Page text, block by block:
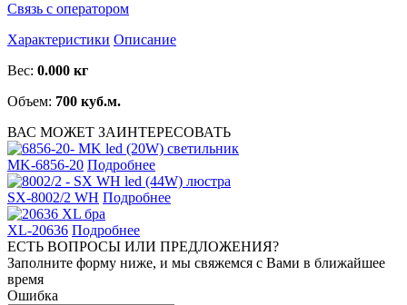
Связь с оператором
Характеристики Описание
Вес: 0.000 кг
Объем: 700 куб.м.
ВАС МОЖЕТ ЗАИНТЕРЕСОВАТЬ
MK-6856-20 Подробнее
SX-8002/2 WH Подробнее
XL-20636 Подробнее
ЕСТЬ ВОПРОСЫ ИЛИ ПРЕДЛОЖЕНИЯ?
Заполните форму ниже, и мы свяжемся с Вами в ближайшее
время
Ошибка